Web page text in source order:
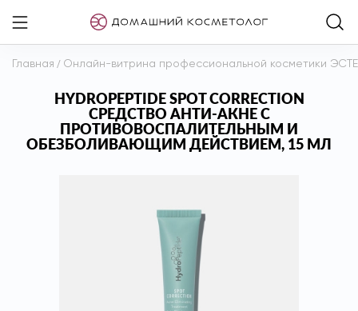
Главная / Онлайн-витрина профессиональной косметики
HYDROPEPTIDE SPOT CORRECTION
СРЕДСТВО АНТИ-АКНЕ С
ПРОТИВОВОСПАЛИТЕЛЬНЫМ И
ОБЕЗБОЛИВАЮЩИМ ДЕЙСТВИЕМ, 15 МЛ